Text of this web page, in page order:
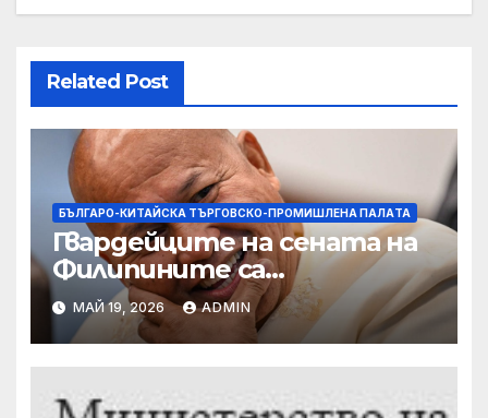
Related Post
БЪЛГАРО-КИТАЙСКА ТЪРГОВСКО-ПРОМИШЛЕНА ПАЛAТА
Гвардейците на сената на
Филипините са
разследвани за стрелба,
докато сенаторът беглец
бяга
МАЙ 19, 2026 ADMIN